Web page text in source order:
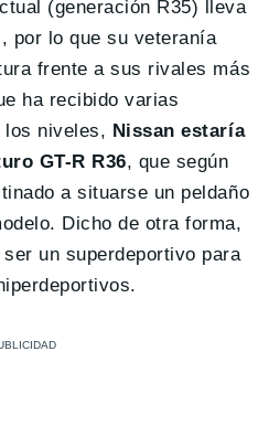
(generación R35) lleva
por lo que su veteranía
frente a sus rivales más
ha recibido varias
los niveles, Nissan estaría
GT-R R36, que según
a situarse un peldaño
Dicho de otra forma,
un superdeportivo para